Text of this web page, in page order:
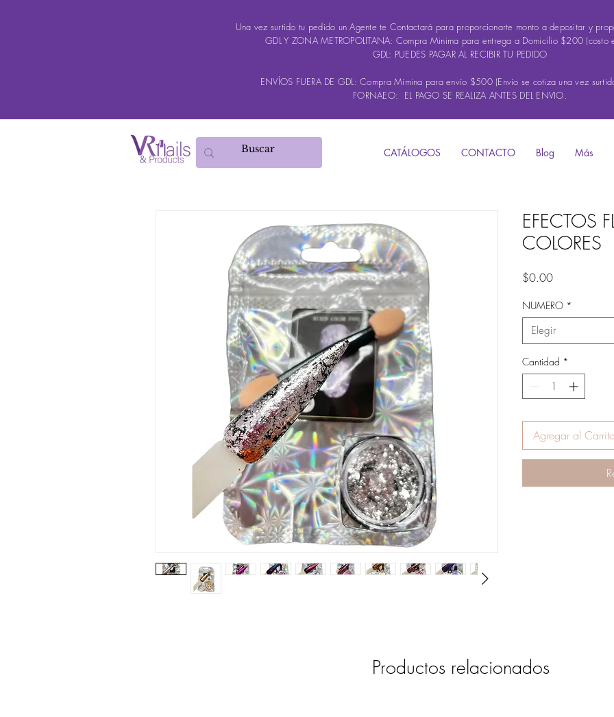
Una vez surtido tu pedido un Agente te Contactará para proporcionarte monto a depositar y
GDL Y ZONA METROPOLITANA: Compra Minima para entrega a Domicilio $200 (costo
GDL: PUEDES PAGAR AL RECIBIR TU PEDIDO
ENVÍOS FUERA DE GDL: Compra Mimina para envío $500 (Envío se cotiza una vez
FORNAEO: EL PAGO SE REALIZA ANTES DEL ENVIO.
CATÁLOGOS CONTACTO Blog Más
EFECTOS
COLORES
$0.00Precio
NUMERO *
Elegir
Cantidad *
Agregar al
Productos relacionados